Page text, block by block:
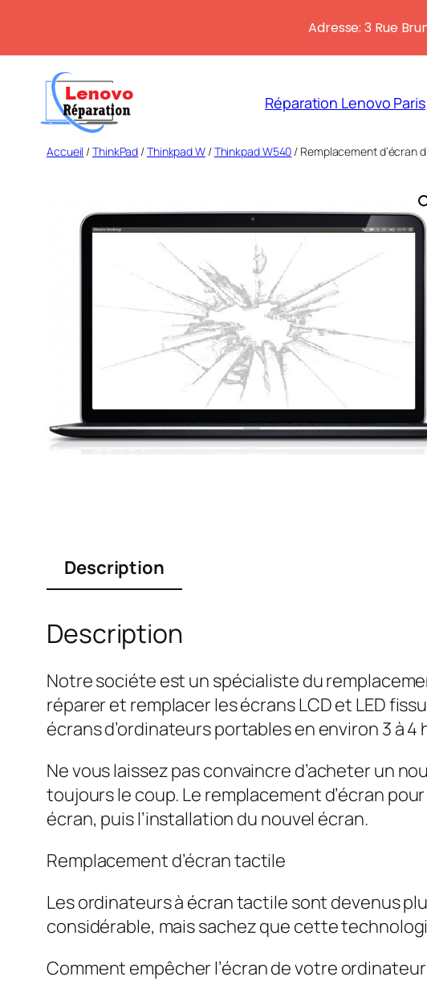
contenu
Réparation Lenovo Paris
Accueil /ThinkPad /Thinkpad W/Thinkpad W540 / Remplacement d’écran
Description
Description
Notre sociéte est un spécialiste du
réparer et remplacer les écrans LCD et LED
écrans d’ordinateurs portables en environ 3 à
Ne vous laissez pas convaincre d’acheter un
toujours le coup. Le remplacement d’écran
écran, puis l’installation du nouvel écran.
Remplacement d’écran tactile
Les ordinateurs à écran tactile sont devenus
considérable, mais sachez que cette
Comment empêcher l’écran de votre
Adresse: 3 Rue